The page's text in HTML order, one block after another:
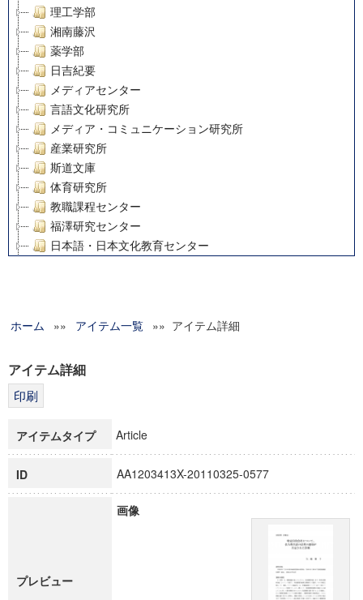
理工学部
湘南藤沢
薬学部
日吉紀要
メディアセンター
言語文化研究所
メディア・コミュニケーション研究所
産業研究所
斯道文庫
体育研究所
教職課程センター
福澤研究センター
日本語・日本文化教育センター
グローバルリサーチインスティテュート
科学研究費補助金研究成果報告書
博士課程教育リーディングプログラム「超成熟社会発展のサ
ホーム »» アイテム一覧 »» アイテム詳細
アイテム詳細
アイテムタイプ Article
ID AA1203413X-20110325-0577
プレビュー
画像